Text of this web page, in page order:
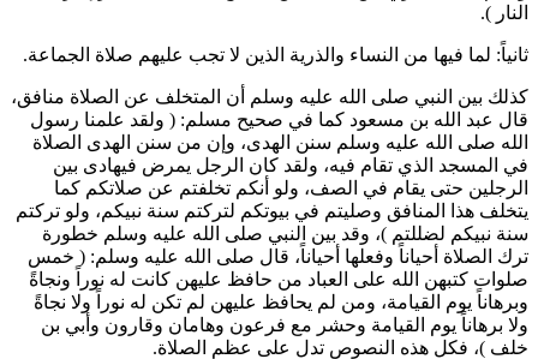
النار ).
ثانياً: لما فيها من النساء والذرية الذين لا تجب عليهم صلاة الجماعة.
كذلك بين النبي صلى الله عليه وسلم أن المتخلف عن الصلاة منافق،
قال عبد الله بن مسعود كما في صحيح مسلم: ( ولقد علمنا رسول
الله صلى الله عليه وسلم سنن الهدى، وإن من سنن الهدى الصلاة
في المسجد الذي تقام فيه، ولقد كان الرجل يمرض فيهادى بين
الرجلين حتى يقام في الصف، ولو أنكم تخلفتم عن صلاتكم كما
يتخلف هذا المنافق وصليتم في بيوتكم لتركتم سنة نبيكم، ولو تركتم
سنة نبيكم لضللتم )، وقد بين النبي صلى الله عليه وسلم خطورة
ترك الصلاة أحياناً وفعلها أحياناً، قال صلى الله عليه وسلم: ( خمس
صلوات كتبهن الله على العباد من حافظ عليهن كانت له نوراً ونجاةً
وبرهاناً يوم القيامة، ومن لم يحافظ عليهن لم تكن له نوراً ولا نجاةً
ولا برهاناً يوم القيامة وحشر مع فرعون وهامان وقارون و أبي بن
خلف )، فكل هذه النصوص تدل على عظم الصلاة.